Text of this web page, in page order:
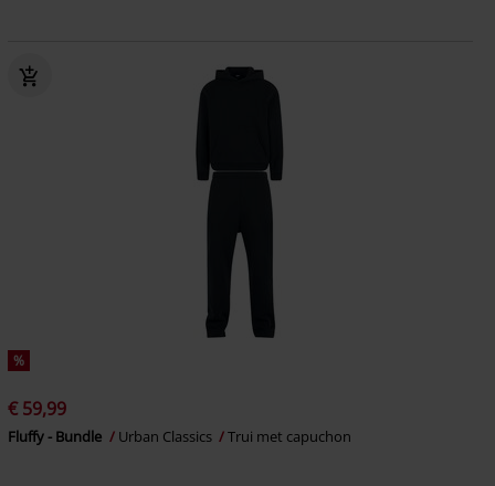
%
€ 59,99
Fluffy - Bundle Urban Classics Trui met capuchon